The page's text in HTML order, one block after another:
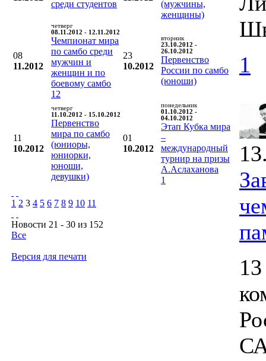
среди студентов
(мужчины,
женщины)
08
11.2012
четверг
08.11.2012 - 12.11.2012
Чемпионат мира
по самбо среди
мужчин и
женщин и по
боевому самбо
12
23
10.2012
вторник
23.10.2012 -
26.10.2012
Первенство
России по самбо
(юноши)
11
10.2012
четверг
11.10.2012 - 15.10.2012
Первенство
мира по самбо
(юниоры,
юниорки,
юноши,
девушки)
01
10.2012
понедельник
01.10.2012 -
04.10.2012
Этап Кубка мира
–
международный
турнир на призы
А.Аслаханова
1
1 2 3 4 5 6 7 8 9 10 11
Новости 21 - 30 из 152
Все
Версия для печати
1